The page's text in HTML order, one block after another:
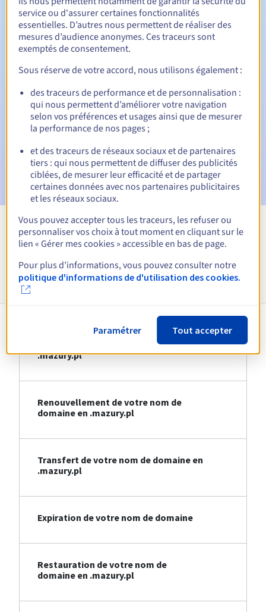
Période de rédemption
Notifications automatiques :
Emails d'avertissement : 60, 30, 15, 7 et 3 jours avant la
date d'échéance
Email le jour de l'expirationpour notification de la
suspension du nom de domaine
Email après la Redemption Grace Periodpour notification
de la suppression du nom de domaine
Voir toutes les extensions
Informations sur le .mazury.pl
Création de votre nom de domaine en
.mazury.pl
Renouvellement de votre nom de
domaine en .mazury.pl
Transfert de votre nom de domaine en
.mazury.pl
Expiration de votre nom de domaine
Restauration de votre nom de
domaine en .mazury.pl
service ou d'assurer certaines fonctionnalités
essentielles. D’autres nous permettent de réaliser des
mesures d’audience anonymes. Ces traceurs sont
exemptés de consentement.
Sous réserve de votre accord, nous utilisons également :
des traceurs de performance et de personnalisation :
qui nous permettent d’améliorer votre navigation
selon vos préférences et usages ainsi que de mesurer
la performance de nos pages ;
et des traceurs de réseaux sociaux et de partenaires
tiers : qui nous permettent de diffuser des publicités
ciblées, de mesurer leur efficacité et de partager
certaines données avec nos partenaires publicitaires
et les réseaux sociaux.
Vous pouvez accepter tous les traceurs, les refuser ou
personnaliser vos choix à tout moment en cliquant sur le
lien « Gérer mes cookies » accessible en bas de page.
Pour plus d’informations, vous pouvez consulter notre
politique d'informations de d'utilisation des cookies.
Paramétrer Tout accepter